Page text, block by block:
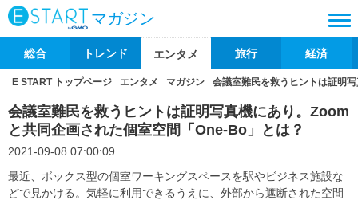
マガジン
総合 トレンド エンタメ 旅行 経済
E START トップページ エンタメ マガジン 会議室難民を救うヒントは証明
会議室難民を救うヒントは証明写真機にあり。Zoom
と共同企画された個室空間「One-Bo」とは？
2021-09-08 07:00:09
最近、ボックス型の個室ワーキングスペースを駅やビジネス施設な
どで見かける。気軽に利用できるうえに、外部から遮断された空間